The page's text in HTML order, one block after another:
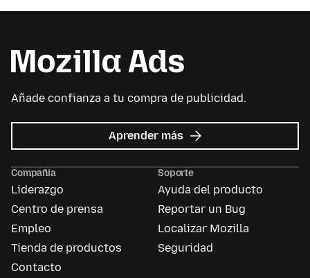
Añade confianza a tu compra de publicidad.
Aprender más acerca
de
Ads
Compañía
Liderazgo
Centro de prensa
Empleo
Tienda de productos
Contacto
Soporte
Ayuda del producto
Reportar un Bug
Localizar Mozilla
Seguridad